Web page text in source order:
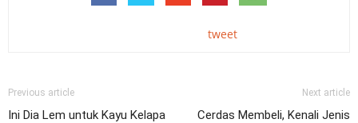
tweet
Previous article
Ini Dia Lem untuk Kayu Kelapa
Next article
Cerdas Membeli, Kenali Jenis